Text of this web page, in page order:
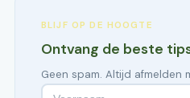
BLIJF OP DE HOOGTE
Ontvang de beste
Geen spam. Altijd afmelden